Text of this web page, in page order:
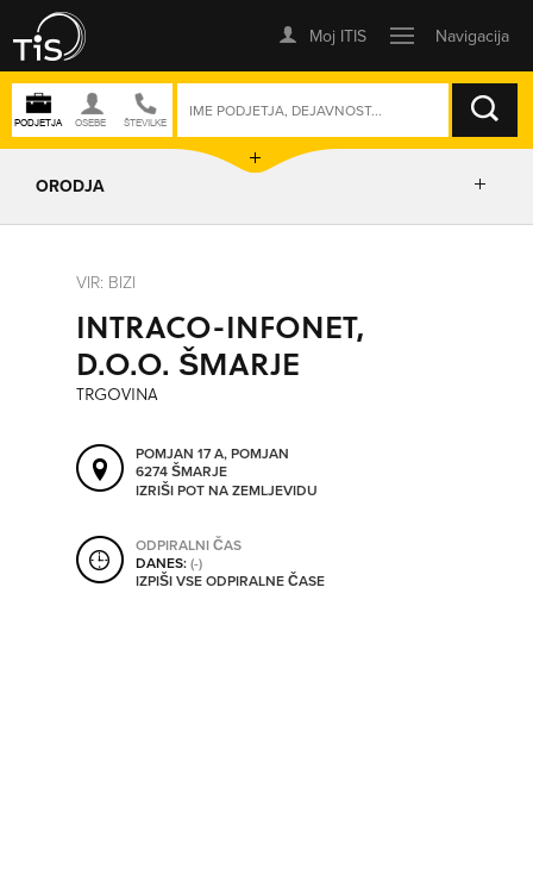
ISKANJE
ORODJA
IZRIŠI POT
POŠLJI SMS
ORODJA
SHRANI V MOJ ITIS
VIR: BIZI
INTRACO-INFONET,
D.O.O. ŠMARJE
TRGOVINA
POMJAN 17 A, POMJAN
6274 ŠMARJE
IZRIŠI POT NA ZEMLJEVIDU
ODPIRALNI ČAS
DANES:(-)
IZPIŠI VSE ODPIRALNE ČASE